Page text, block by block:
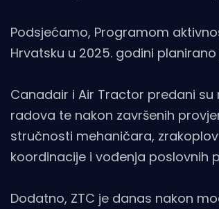
Podsjećamo, Programom
Hrvatsku u 2025. godini
Canadair i Air Tractor predani
radova te nakon završenih
stručnosti mehaničara,
koordinacije i vođenja poslovnih
Dodatno, ZTC je danas nakon